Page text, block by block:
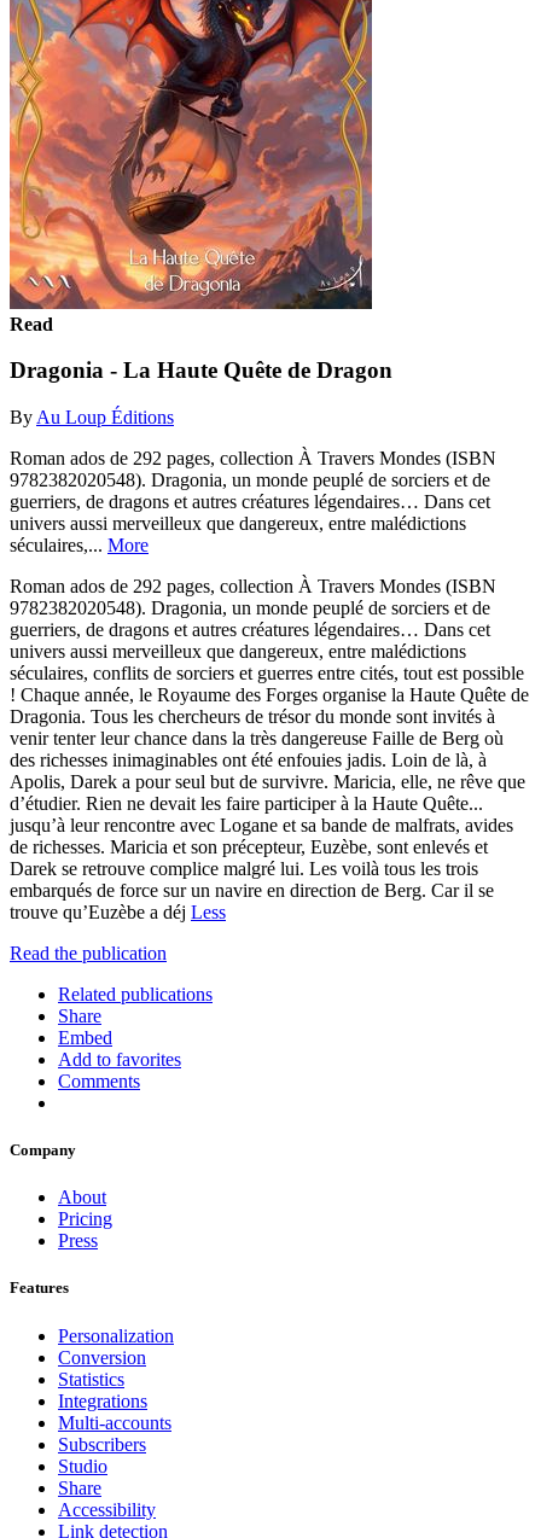
Read
Dragonia - La Haute Quête de Dragon
By Au Loup Éditions
Roman ados de 292 pages, collection À Travers Mondes (ISBN
9782382020548). Dragonia, un monde peuplé de sorciers et de
guerriers, de dragons et autres créatures légendaires… Dans cet
univers aussi merveilleux que dangereux, entre malédictions
séculaires,... More
Roman ados de 292 pages, collection À Travers Mondes (ISBN
9782382020548). Dragonia, un monde peuplé de sorciers et de
guerriers, de dragons et autres créatures légendaires… Dans cet
univers aussi merveilleux que dangereux, entre malédictions
séculaires, conflits de sorciers et guerres entre cités, tout est possible
! Chaque année, le Royaume des Forges organise la Haute Quête de
Dragonia. Tous les chercheurs de trésor du monde sont invités à
venir tenter leur chance dans la très dangereuse Faille de Berg où
des richesses inimaginables ont été enfouies jadis. Loin de là, à
Apolis, Darek a pour seul but de survivre. Maricia, elle, ne rêve que
d’étudier. Rien ne devait les faire participer à la Haute Quête...
jusqu’à leur rencontre avec Logane et sa bande de malfrats, avides
de richesses. Maricia et son précepteur, Euzèbe, sont enlevés et
Darek se retrouve complice malgré lui. Les voilà tous les trois
embarqués de force sur un navire en direction de Berg. Car il se
trouve qu’Euzèbe a déj Less
Read the publication
Related publications
Share
Embed
Add to favorites
Comments
Company
About
Pricing
Press
Features
Personalization
Conversion
Statistics
Integrations
Multi-accounts
Subscribers
Studio
Share
Accessibility
Link detection